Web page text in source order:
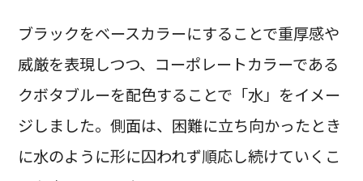
ブラックをベースカラーにすることで重厚感や
威厳を表現しつつ、コーポレートカラーである
クボタブルーを配色することで「水」をイメー
ジしました。側面は、困難に立ち向かったとき
に水のように形に囚われず順応し続けていくこ